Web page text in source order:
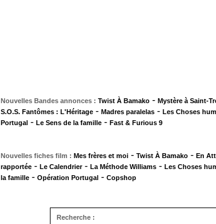
Nouvelles Bandes annonces : Twist À Bamako - Mystère à Saint-
S.O.S. Fantômes : L'Héritage - Madres paralelas - Les Choses
Portugal - Le Sens de la famille - Fast & Furious 9
Nouvelles fiches film : Mes frères et moi - Twist À Bamako - En
rapportée - Le Calendrier- La Méthode Williams - Les Choses
la famille - Opération Portugal - Copshop
Recherche :